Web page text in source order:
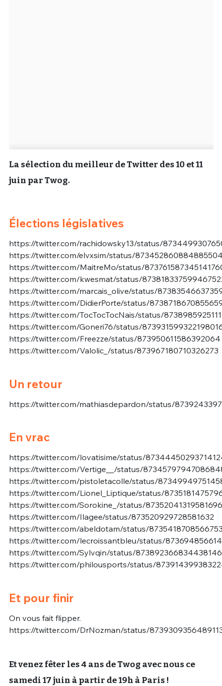
La sélection du meilleur de Twitter des 10 et 11
juin par Twog.
Élections législatives
https://twitter.com/rachidowsky13/status/
https://twitter.com/elvxsim/status/
https://twitter.com/MaitreMo/status/
https://twitter.com/kwesmat/status/
https://twitter.com/marcais_olive/status/
https://twitter.com/DidierPorte/status/
https://twitter.com/TocTocTocNais/status/
https://twitter.com/Goneri76/status/
https://twitter.com/Freezze/status/873950611586392064
https://twitter.com/Valolic_/status/873967180710326273
Un retour
https://twitter.com/mathiasdepardon/status/
En vrac
https://twitter.com/lovatisime/status/
https://twitter.com/Vertige__/status/
https://twitter.com/pistoletacolle/status/
https://twitter.com/Lionel_Liptique/status/
https://twitter.com/Sorokine_/status/
https://twitter.com/Ilagee/status/873520929728581632
https://twitter.com/abeldotam/status/
https://twitter.com/lecroissantbleu/status/
https://twitter.com/Sylvqin/status/873892366834438146
https://twitter.com/philousports/status/
Et pour finir
On vous fait flipper.
https://twitter.com/DrNozman/status/
Et venez fêter les 4 ans de Twog avec nous ce
samedi 17 juin à partir de 19h à Paris !